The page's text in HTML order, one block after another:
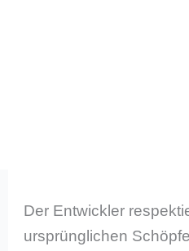
Der Entwickler
ursprünglichen